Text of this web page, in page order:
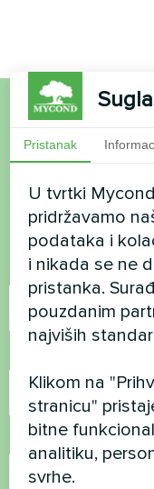
Želite
pitanja?
Kontaktirajte
Ime
E-pošta
Pristanak
U tvrtki
pridržavamo
podataka i
i nikada se ne
pristanka.
pouzdanim
najviših
Klikom na
stranicu"
bitne
analitiku,
svrhe.